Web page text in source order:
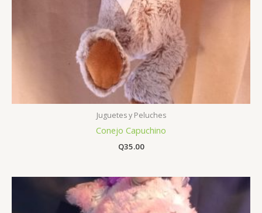
Juguetes y Peluches
Conejo Capuchino
Q35.00